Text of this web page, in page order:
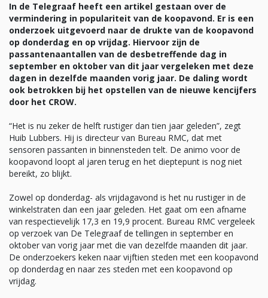
In de Telegraaf heeft een artikel gestaan over de
vermindering in populariteit van de koopavond. Er is een
onderzoek uitgevoerd naar de drukte van de koopavond
op donderdag en op vrijdag. Hiervoor zijn de
passantenaantallen van de desbetreffende dag in
september en oktober van dit jaar vergeleken met deze
dagen in dezelfde maanden vorig jaar. De daling wordt
ook betrokken bij het opstellen van de nieuwe kencijfers
door het CROW.
“Het is nu zeker de helft rustiger dan tien jaar geleden”, zegt
Huib Lubbers. Hij is directeur van Bureau RMC, dat met
sensoren passanten in binnensteden telt. De animo voor de
koopavond loopt al jaren terug en het dieptepunt is nog niet
bereikt, zo blijkt.
Zowel op donderdag- als vrijdagavond is het nu rustiger in de
winkelstraten dan een jaar geleden. Het gaat om een afname
van respectievelijk 17,3 en 19,9 procent. Bureau RMC vergeleek
op verzoek van De Telegraaf de tellingen in september en
oktober van vorig jaar met die van dezelfde maanden dit jaar.
De onderzoekers keken naar vijftien steden met een koopavond
op donderdag en naar zes steden met een koopavond op
vrijdag.